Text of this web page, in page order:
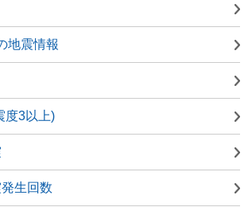
地震情報
度3以上)
生回数